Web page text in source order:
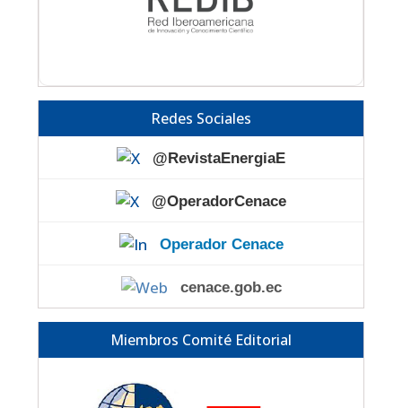
Redes Sociales
@RevistaEnergiaE
@OperadorCenace
Operador Cenace
cenace.gob.ec
Miembros Comité Editorial